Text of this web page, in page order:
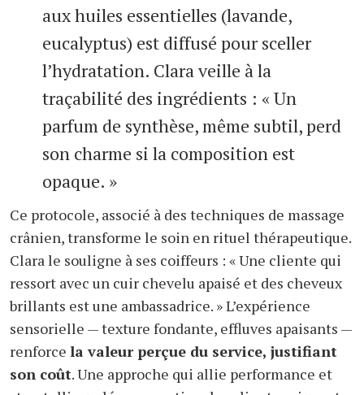
aux huiles essentielles (lavande,
eucalyptus) est diffusé pour sceller
l’hydratation. Clara veille à la
traçabilité des ingrédients : « Un
parfum de synthèse, même subtil, perd
son charme si la composition est
opaque. »
Ce protocole, associé à des techniques de massage
crânien, transforme le soin en rituel thérapeutique.
Clara le souligne à ses coiffeurs : « Une cliente qui
ressort avec un cuir chevelu apaisé et des cheveux
brillants est une ambassadrice. » L’expérience
sensorielle — texture fondante, effluves apaisants —
renforce la valeur perçue du service, justifiant
son coût. Une approche qui allie performance et